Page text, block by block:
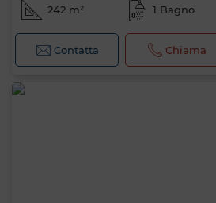
242 m² 1 Bagno
Contatta Chiama